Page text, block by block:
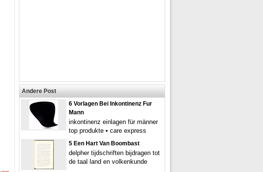
Andere Post
6 Vorlagen Bei Inkontinenz Fur
Mann
inkontinenz einlagen für männer
top produkte • care express
5 Een Hart Van Boombast
delpher tijdschriften bijdragen tot
de taal land en volkenkunde